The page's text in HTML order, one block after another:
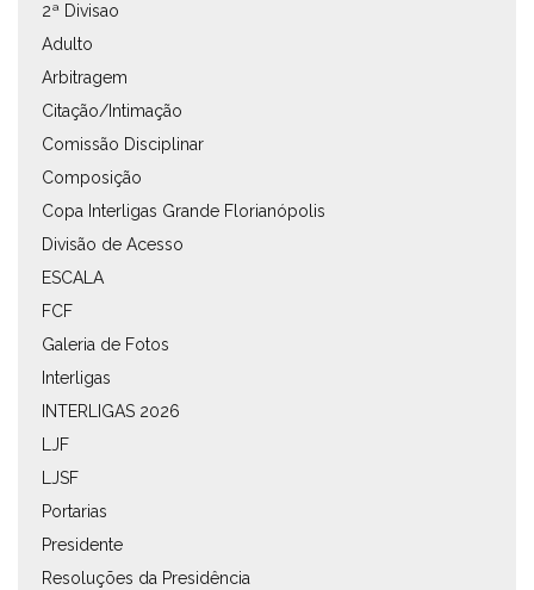
2ª Divisao
Adulto
Arbitragem
Citação/Intimação
Comissão Disciplinar
Composição
Copa Interligas Grande Florianópolis
Divisão de Acesso
ESCALA
FCF
Galeria de Fotos
Interligas
INTERLIGAS 2026
LJF
LJSF
Portarias
Presidente
Resoluções da Presidência